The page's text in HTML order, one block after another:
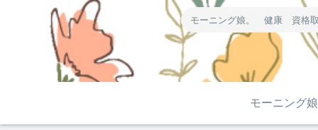
モーニング娘。 健康 資格取
モーニング